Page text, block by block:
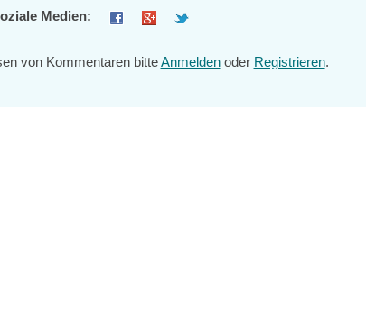
Medien:
von Kommentaren bitteAnmeldenoder Registrieren.